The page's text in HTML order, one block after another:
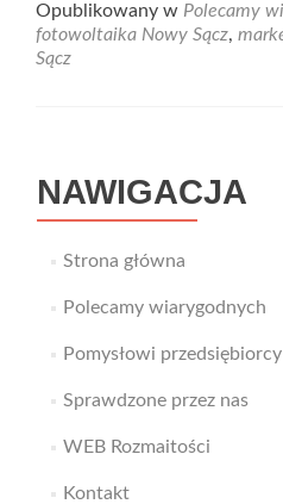
Opublikowany w Polecamy
fotowoltaika Nowy Sącz,
Sącz
NAWIGACJA
Strona główna
Polecamy wiarygodnych
Pomysłowi przedsiębiorcy
Sprawdzone przez nas
WEB Rozmaitości
Kontakt